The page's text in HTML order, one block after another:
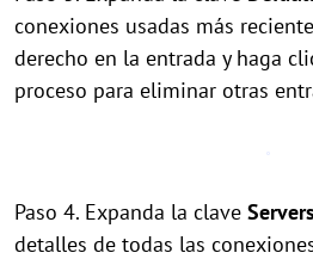
conexiones usadas más
derecho en la entrada y haga
proceso para eliminar otras
Paso 4. Expanda la clave Servers
detalles de todas las